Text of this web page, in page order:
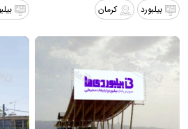
بیلبورد
کرمان